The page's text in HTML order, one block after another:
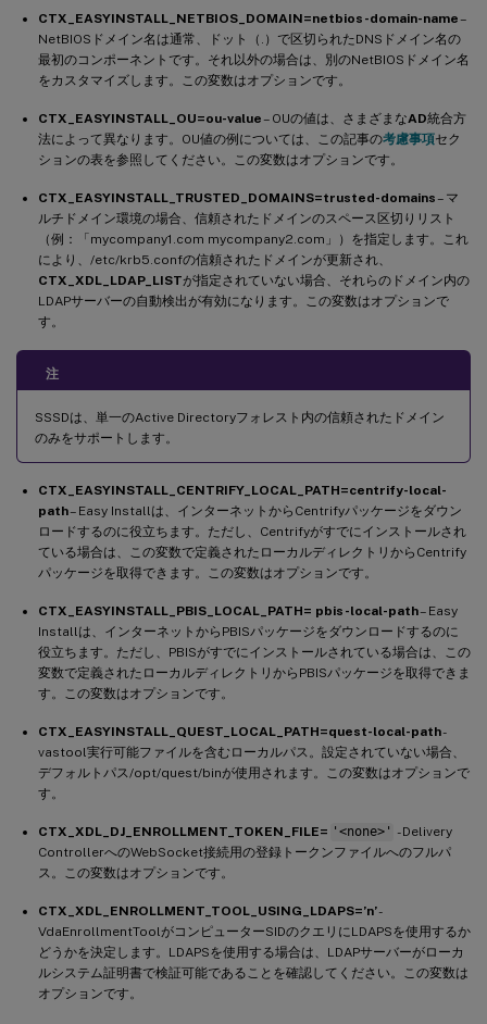
CTX_EASYINSTALL_NETBIOS_DOMAIN=netbios-domain-name–
NetBIOSドメイン名は通常、ドット（.）で区切られたDNSドメイン名の
最初のコンポーネントです。それ以外の場合は、別のNetBIOSドメイン名
をカスタマイズします。この変数はオプションです。
CTX_EASYINSTALL_OU=ou-value– OUの値は、さまざまなAD統合方
法によって異なります。OU値の例については、この記事の考慮事項セク
ションの表を参照してください。この変数はオプションです。
CTX_EASYINSTALL_TRUSTED_DOMAINS=trusted-domains– マ
ルチドメイン環境の場合、信頼されたドメインのスペース区切りリスト
（例：「mycompany1.com mycompany2.com」）を指定します。これ
により、/etc/krb5.confの信頼されたドメインが更新され、
CTX_XDL_LDAP_LISTが指定されていない場合、それらのドメイン内の
LDAPサーバーの自動検出が有効になります。この変数はオプションで
す。
注
SSSDは、単一のActive Directoryフォレスト内の信頼されたドメイン
のみをサポートします。
CTX_EASYINSTALL_CENTRIFY_LOCAL_PATH=centrify-local-
path– Easy Installは、インターネットからCentrifyパッケージをダウン
ロードするのに役立ちます。ただし、Centrifyがすでにインストールされ
ている場合は、この変数で定義されたローカルディレクトリからCentrify
パッケージを取得できます。この変数はオプションです。
CTX_EASYINSTALL_PBIS_LOCAL_PATH= pbis-local-path– Easy
Installは、インターネットからPBISパッケージをダウンロードするのに
役立ちます。ただし、PBISがすでにインストールされている場合は、この
変数で定義されたローカルディレクトリからPBISパッケージを取得できま
す。この変数はオプションです。
CTX_EASYINSTALL_QUEST_LOCAL_PATH=quest-local-path-
vastool実行可能ファイルを含むローカルパス。設定されていない場合、
デフォルトパス/opt/quest/binが使用されます。この変数はオプションで
す。
CTX_XDL_DJ_ENROLLMENT_TOKEN_FILE= '<none>' - Delivery
ControllerへのWebSocket接続用の登録トークンファイルへのフルパ
ス。この変数はオプションです。
CTX_XDL_ENROLLMENT_TOOL_USING_LDAPS=’n’-
VdaEnrollmentToolがコンピューターSIDのクエリにLDAPSを使用するか
どうかを決定します。LDAPSを使用する場合は、LDAPサーバーがローカ
ルシステム証明書で検証可能であることを確認してください。この変数は
オプションです。